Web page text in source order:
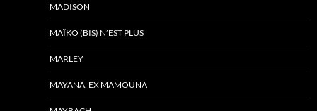
MADISON
MAÏKO (BIS) N’EST PLUS
MARLEY
MAYANA, EX MAMOUNA